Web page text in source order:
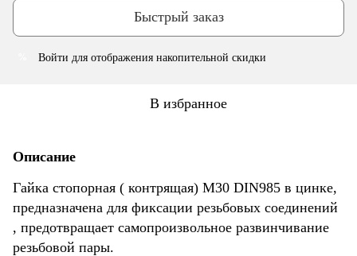
Быстрый заказ
Войти для отображения накопительной скидки
В избранное
Описание
Гайка стопорная ( контрящая) М30 DIN985 в цинке,
предназначена для фиксации резьбовых соединений
, предотвращает самопроизвольное развинчивание
резьбовой пары.